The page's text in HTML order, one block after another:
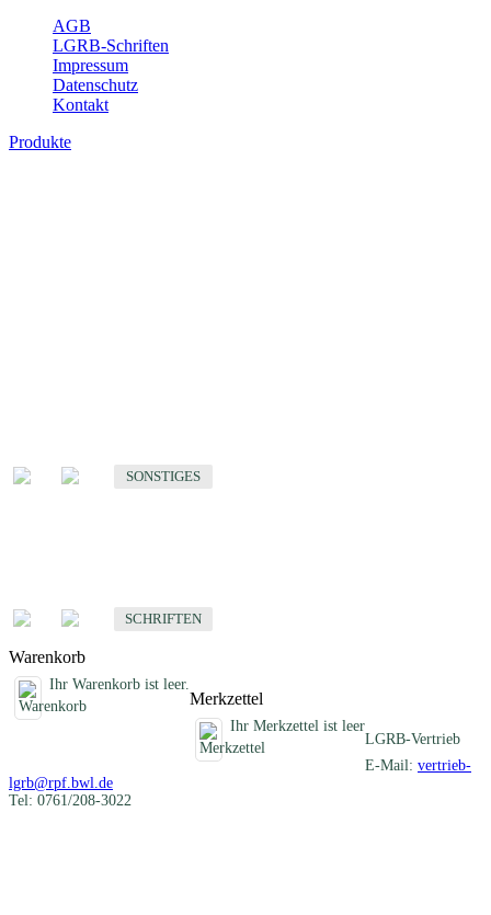
AGB
LGRB-Schriften
Impressum
Datenschutz
Kontakt
Produkte
SONSTIGES
SCHRIFTEN
Warenkorb
Ihr Warenkorb ist leer.
Merkzettel
Ihr Merkzettel ist leer
LGRB-Vertrieb
E-Mail: vertrieb-
lgrb@rpf.bwl.de
Tel: 0761/208-3022